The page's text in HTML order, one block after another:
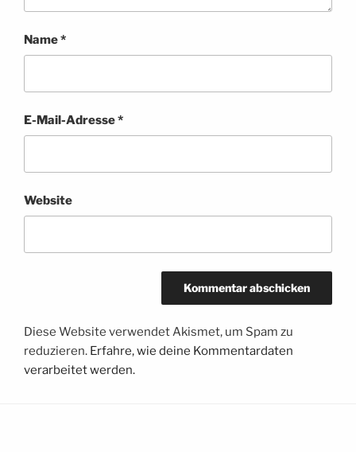
Name*
E-Mail-Adresse*
Website
Diese Website verwendet Akismet, um Spam zu
reduzieren. Erfahre, wie deine Kommentardaten
verarbeitet werden.